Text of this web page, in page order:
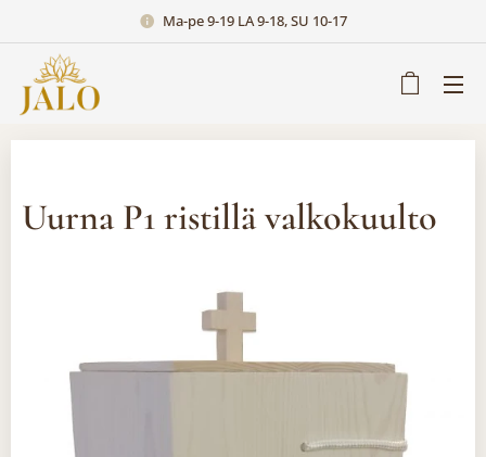
Ma-pe 9-19 LA 9-18, SU 10-17
Uurna P1 ristillä valkokuulto